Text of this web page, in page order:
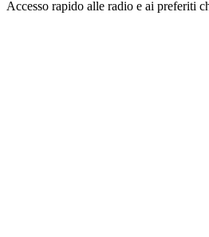
Accesso rapido alle radio e ai preferiti